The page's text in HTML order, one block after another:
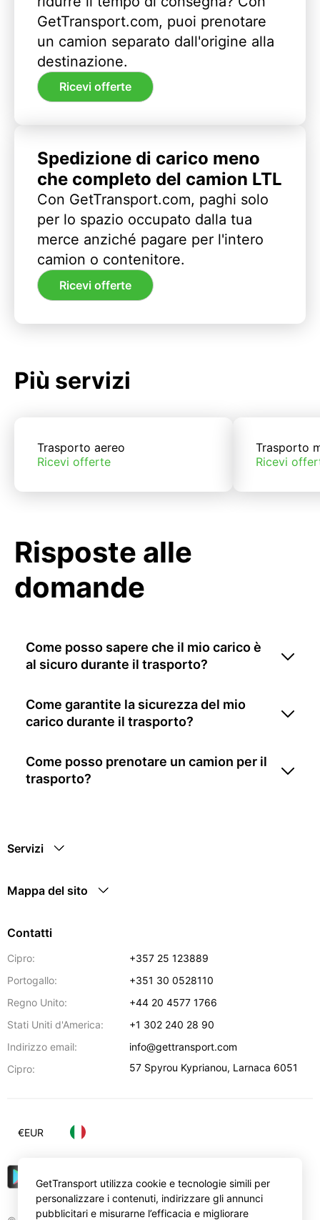
GetTransport.com, puoi prenotare
un camion separato dall'origine alla
destinazione.
Ricevi offerte
Spedizione di carico meno
che completo del camion LTL
Con GetTransport.com, paghi solo
per lo spazio occupato dalla tua
merce anziché pagare per l'intero
camion o contenitore.
Ricevi offerte
Più servizi
Trasporto aereo
Ricevi offerte
Trasporto
Ricevi
Risposte alle
domande
Come posso sapere che il mio carico è
al sicuro durante il trasporto?
Come garantite la sicurezza del mio
carico durante il trasporto?
Come posso prenotare un camion per il
trasporto?
Servizi
Mappa del sito
Contatti
Cipro:
+357 25 123889
Portogallo:
+351 30 0528110
Regno Unito:
+44 20 4577 1766
Stati Uniti d'America:
+1 302 240 28 90
Indirizzo email:
info@gettransport.com
Cipro:
57 Spyrou Kyprianou, Larnaca 6051
€EUR
GetTransport utilizza cookie e tecnologie simili per
personalizzare i contenuti, indirizzare gli annunci
pubblicitari e misurarne l’efficacia e migliorare